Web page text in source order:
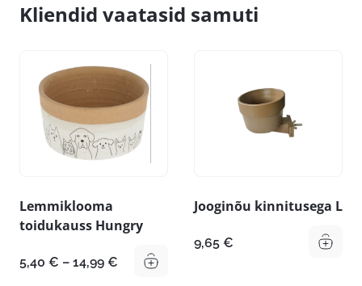
Kliendid vaatasid samuti
Lemmiklooma
toidukauss Hungry
5,40 € – 14,99 € Hinnavahemik:
Jooginõu kinnitusega L
9,65 €